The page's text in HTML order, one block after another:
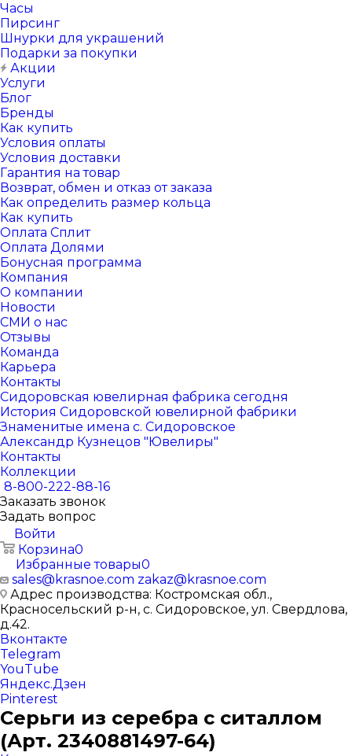
Часы
Пирсинг
Шнурки для украшений
Подарки за покупки
Акции
Услуги
Блог
Бренды
Как купить
Условия оплаты
Условия доставки
Гарантия на товар
Возврат, обмен и отказ от заказа
Как определить размер кольца
Как купить
Оплата Сплит
Оплата Долями
Бонусная программа
Компания
О компании
Новости
СМИ о нас
Отзывы
Команда
Карьера
Контакты
Сидоровская ювелирная фабрика сегодня
История Сидоровской ювелирной фабрики
Знаменитые имена с. Сидоровское
Александр Кузнецов "Ювелиры"
Контакты
Коллекции
8-800-222-88-16
Заказать звонок
Задать вопрос
Войти
Корзина0
Избранные товары0
sales@krasnoe.com zakaz@krasnoe.com
Адрес производства: Костромская обл.,
Красносельский р-н, с. Сидоровское, ул. Свердлова,
д.42.
Вконтакте
Telegram
YouTube
Яндекс.Дзен
Pinterest
Серьги из серебра с ситаллом
(Арт. 2340881497-64)